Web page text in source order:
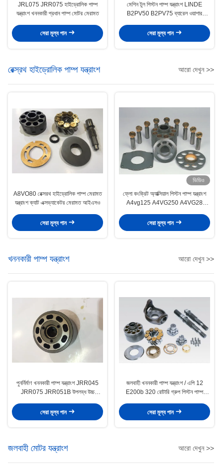
JRL075 JRR075 হাইড্রোলিক পাম্প
যন্ত্রাংশ খননকারী প্রধান পাম্প মোটর মেরামত
সেরা মূল্য পান
মেশিন টুল পিস্টন পাম্প যন্ত্রাংশ LINDE
B2PV50 B2PV75 ব্যারেল ওয়াশার
সেরা মূল্য পান
রেক্স্রথ হাইড্রোলিক পাম্প যন্ত্রাংশ আরো দেখুন >>
A8VO80 রেক্সরথ হাইড্রোলিক পাম্প মেরামত
যন্ত্রাংশ ক্যাট এক্সভ্যাকেটর মেরামত আইএসও
সেরা মূল্য পান
ভিডিও
ফ্লো কংক্রিট অ্যাক্সিয়াল পিস্টন পাম্প যন্ত্রাংশ
A4vg125 A4VG250 A4VG28
সেরা মূল্য পান
খননকারী পাম্প যন্ত্রাংশ আরো দেখুন >>
পুনর্নির্মাণ খননকারী পাম্প যন্ত্রাংশ JRR045
JRR075 JRR051B উপলব্ধ উচ্চ
সেরা মূল্য পান
জলবাহী খননকারী পাম্প যন্ত্রাংশ / এপি 12
E200b 320 রোটারি গ্রুপ পিস্টন পাম্প
সেরা মূল্য পান
জলবাহী মোটর যন্ত্রাংশ আরো দেখুন >>